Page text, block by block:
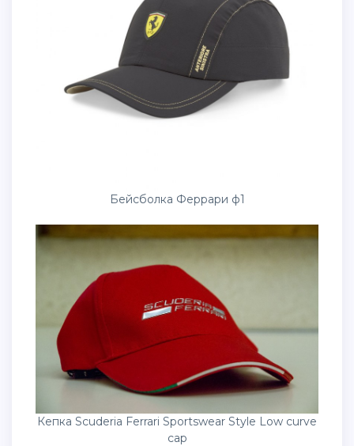
Бейсболка Феррари ф1
Кепка Scuderia Ferrari Sportswear Style Low curve
cap